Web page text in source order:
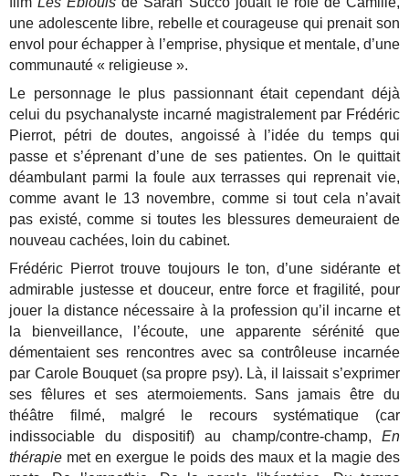
une adolescente libre, rebelle et courageuse qui prenait son
envol pour échapper à l’emprise, physique et mentale, d’une
communauté « religieuse ».
Le personnage le plus passionnant était cependant déjà
celui du psychanalyste incarné magistralement par Frédéric
Pierrot, pétri de doutes, angoissé à l’idée du temps qui
passe et s’éprenant d’une de ses patientes. On le quittait
déambulant parmi la foule aux terrasses qui reprenait vie,
comme avant le 13 novembre, comme si tout cela n’avait
pas existé, comme si toutes les blessures demeuraient de
nouveau cachées, loin du cabinet.
Frédéric Pierrot trouve toujours le ton, d’une sidérante et
admirable justesse et douceur, entre force et fragilité, pour
jouer la distance nécessaire à la profession qu’il incarne et
la bienveillance, l’écoute, une apparente sérénité que
démentaient ses rencontres avec sa contrôleuse incarnée
par Carole Bouquet (sa propre psy). Là, il laissait s’exprimer
ses fêlures et ses atermoiements. Sans jamais être du
théâtre filmé, malgré le recours systématique (car
indissociable du dispositif) au champ/contre-champ, En
thérapie met en exergue le poids des maux et la magie des